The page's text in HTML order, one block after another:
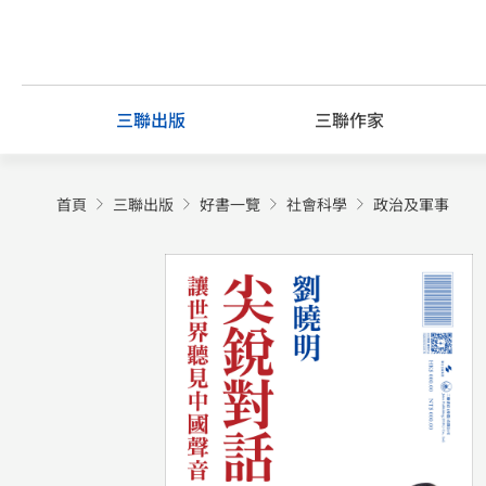
content
三聯出版 三聯作家
首頁 三聯出版 好書一覽 社會科學 政治及軍事